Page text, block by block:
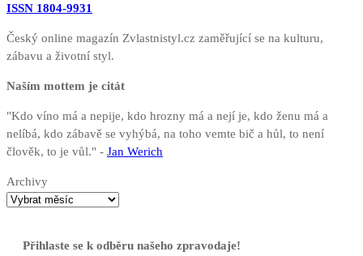
ISSN 1804-9931
Český online magazín Zvlastnistyl.cz zaměřující se na kulturu,
zábavu a životní styl.
Naším mottem je citát
"Kdo víno má a nepije, kdo hrozny má a nejí je, kdo ženu má a
nelíbá, kdo zábavě se vyhýbá, na toho vemte bič a hůl, to není
člověk, to je vůl." - Jan Werich
Archivy
Přihlaste se k odběru našeho zpravodaje!